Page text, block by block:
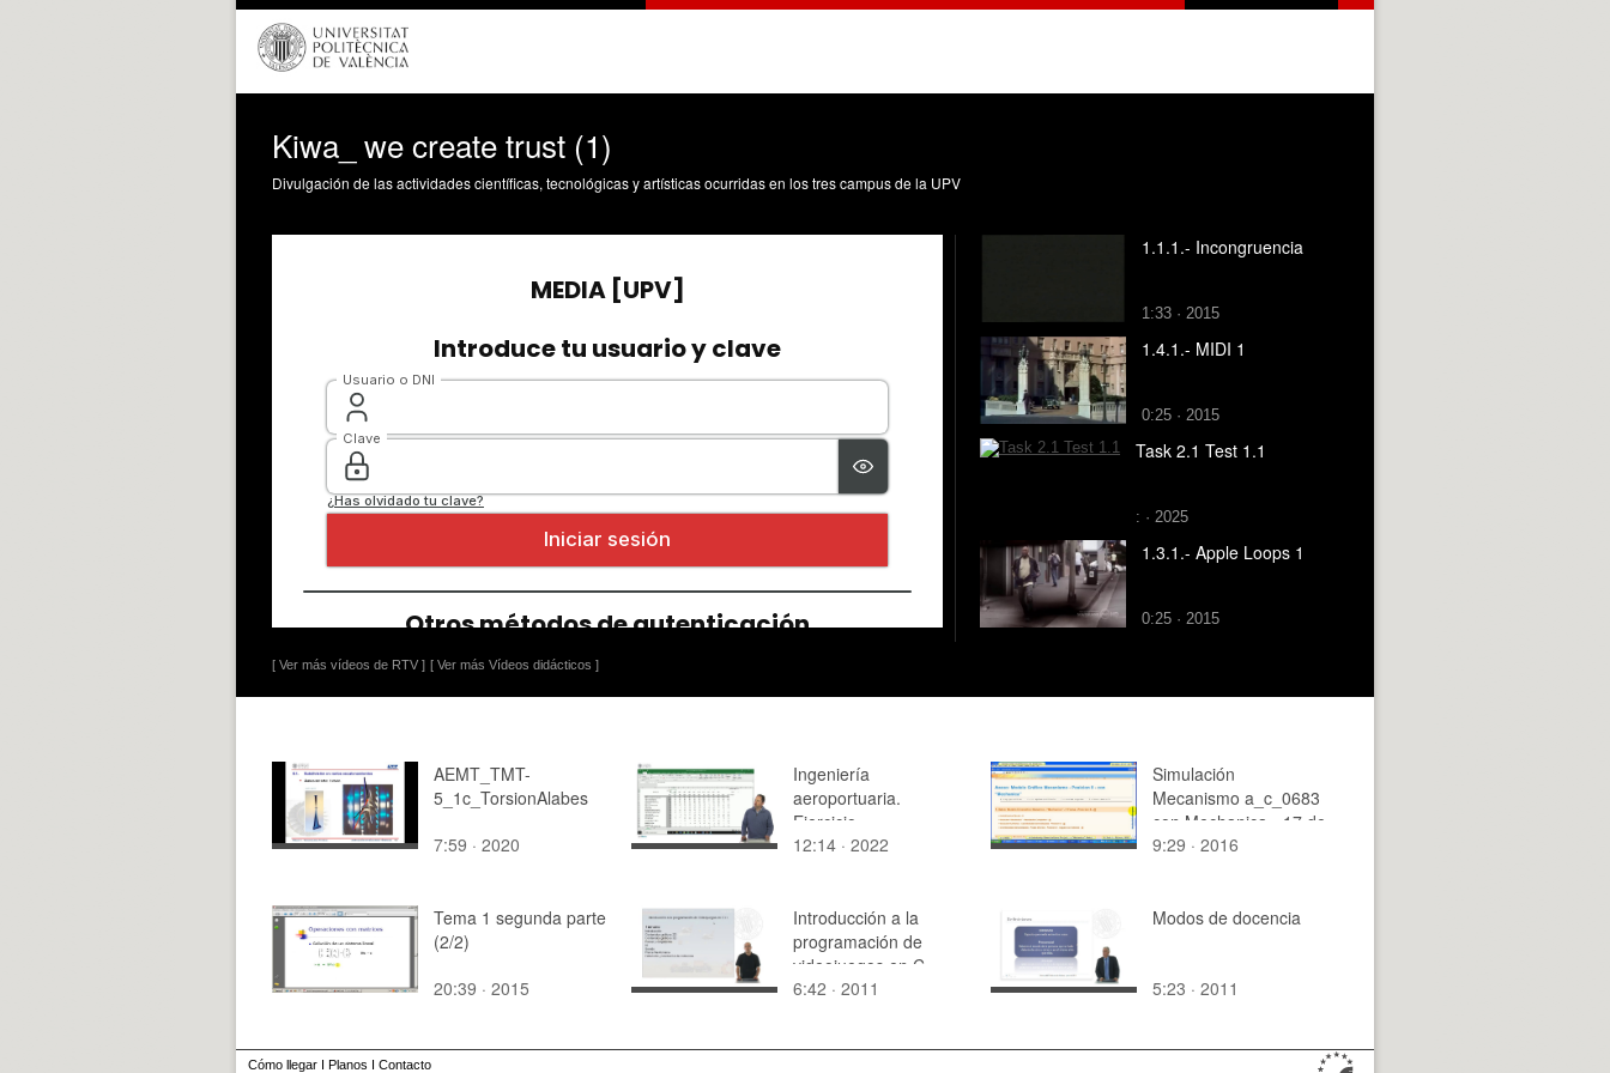
Kiwa_ we create trust (1)
Divulgación de las actividades científicas, tecnológicas y artísticas ocurridas en los tres campus de la UPV
[ Ver más vídeos de RTV ] [ Ver más Vídeos didácticos ]
1.1.1.- Incongruencia
1:33 · 2015
1.4.1.- MIDI 1
0:25 · 2015
Task 2.1 Test 1.1
: · 2025
1.3.1.- Apple Loops 1
0:25 · 2015
AEMT_TMT-
5_1c_TorsionAlabes
7:59 · 2020
Ingeniería
aeroportuaria.
Ejercicio
dimensionamiento SEI
12:14 · 2022
Simulación
Mecanismo a_c_0683
con Mechanica - 17 de
19
9:29 · 2016
Tema 1 segunda parte
(2/2)
20:39 · 2015
Introducción a la
programación de
videojuegos en C++
6:42 · 2011
Modos de docencia
5:23 · 2011
Cómo llegar I Planos I Contacto